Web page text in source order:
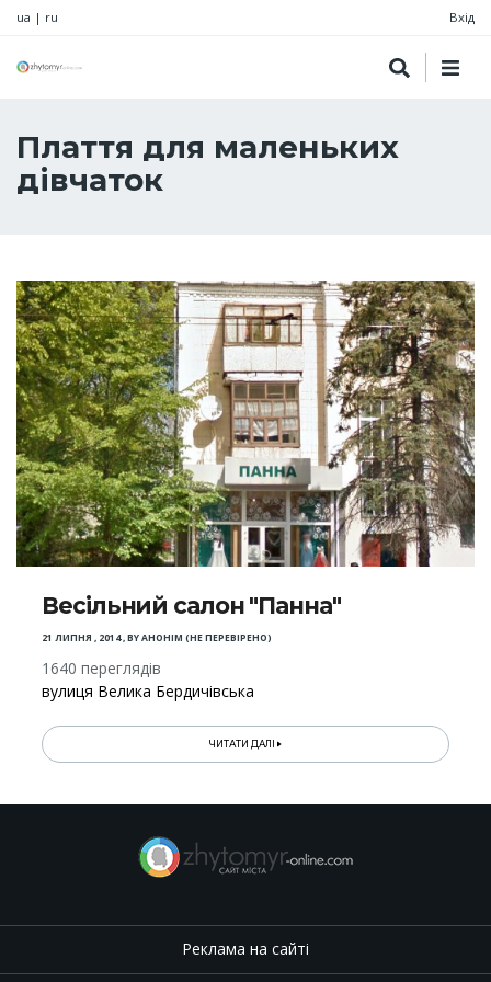
ua | ru Вхід
Плаття для маленьких
дівчаток
Весільний салон "Панна"
21 ЛИПНЯ , 2014,BYАНОНІМ (НЕ ПЕРЕВІРЕНО)
1640 переглядів
вулиця Велика Бердичівська
ЧИТАТИ ДАЛІ
Реклама на сайті